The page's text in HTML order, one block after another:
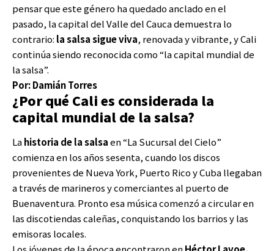
pensar que este género ha quedado anclado en el
pasado, la capital del Valle del Cauca demuestra lo
contrario: la salsa sigue viva, renovada y vibrante, y Cali
continúa siendo reconocida como “la capital mundial de
la salsa”.
Por: Damián Torres
¿Por qué Cali es considerada la
capital mundial de la salsa?
Lahistoria de la salsaen “La Sucursal del Cielo”
comienza en los años sesenta, cuando los discos
provenientes de Nueva York, Puerto Rico y Cuba llegaban
a través de marineros y comerciantes al puerto de
Buenaventura. Pronto esa música comenzó a circular en
las discotiendas caleñas, conquistando los barrios y las
emisoras locales.